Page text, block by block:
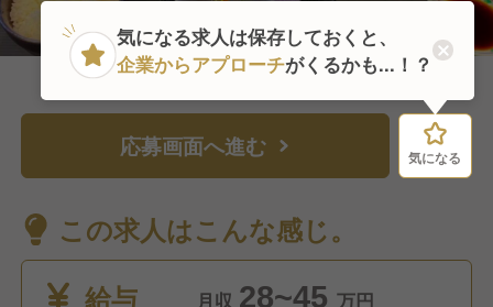
応募画面へ進む 気になる
この求人はこんな感じ。
給与
月収 28~45 万円
気になる
気になる求人は保存しておくと、
企業からアプローチがくるかも...！？